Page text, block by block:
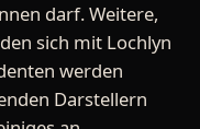
darf. Weitere,
sich mit Lochlyn
werden
Darstellern